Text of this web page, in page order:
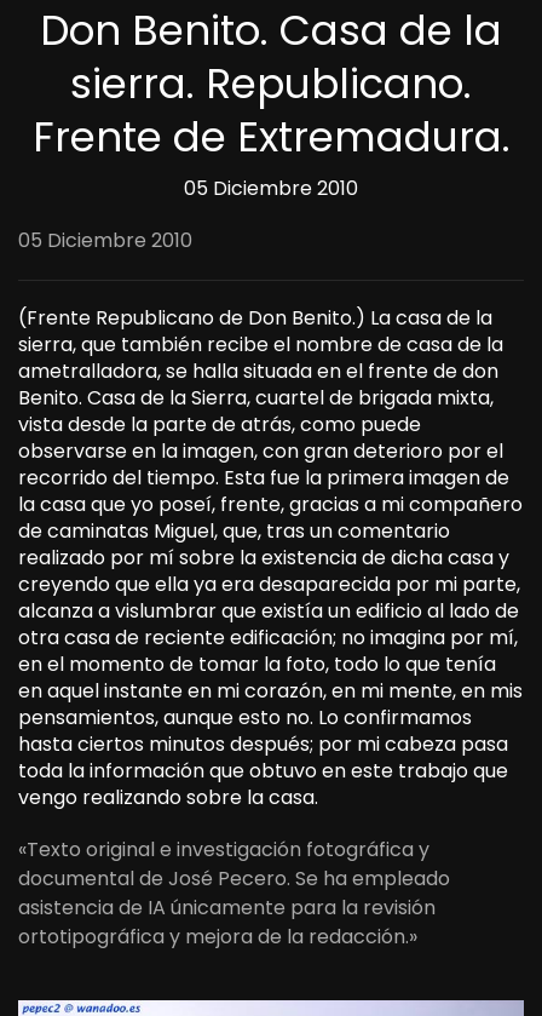
Don Benito. Casa de la
sierra. Republicano.
Frente de Extremadura.
05 Diciembre 2010
05 Diciembre 2010
(Frente Republicano de Don Benito.) La casa de la
sierra,que también recibeel nombredecasa de la
ametralladora,se hallasituada en el frente de don
Benito. Casa de la Sierra, cuartel de brigada mixta,
vistadesde la parte deatrás, como puede
observarseen laimagen,con gran deterioro por el
recorridodel tiempo. Esta fue la primera imagen de
la casa queyo poseí, frente, gracias a mi compañero
de caminatas Miguel, que, trasun comentario
realizado por mí sobre la existencia dedichacasa y
creyendoqueellayaeradesaparecida por mi parte,
alcanzaavislumbrarque existía un edificio al lado de
otra casa de recienteedificación; no imagina por mí,
enel momento de tomar la foto, todo loque tenía
enaquelinstanteen mi corazón,en mi mente,en mis
pensamientos, aunqueesto no. Loconfirmamos
hastaciertos minutos después; por mi cabeza pasa
toda la informaciónque obtuvoeneste trabajo que
vengo realizandosobre la casa.
«Texto original e investigación fotográfica y
documental de José Pecero. Se ha empleado
asistencia de IA únicamente para la revisión
ortotipográfica y mejora de la redacción.»